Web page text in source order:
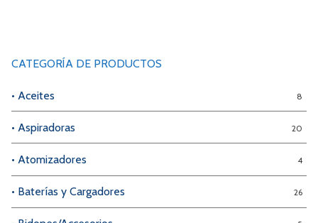
CATEGORÍA DE PRODUCTOS
• Aceites 8
• Aspiradoras 20
• Atomizadores 4
• Baterías y Cargadores 26